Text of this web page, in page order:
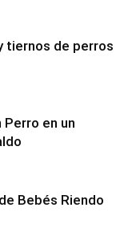
tiernos de perros
Perro en un
Bebés Riendo